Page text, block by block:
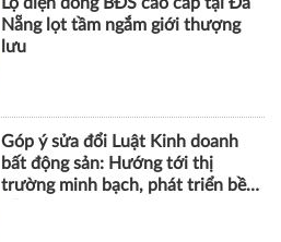
Nẵng lọt tầm ngắm giới thượng
lưu
Góp ý sửa đổi Luật Kinh doanh
bất động sản: Hướng tới thị
trường minh bạch, phát triển bền